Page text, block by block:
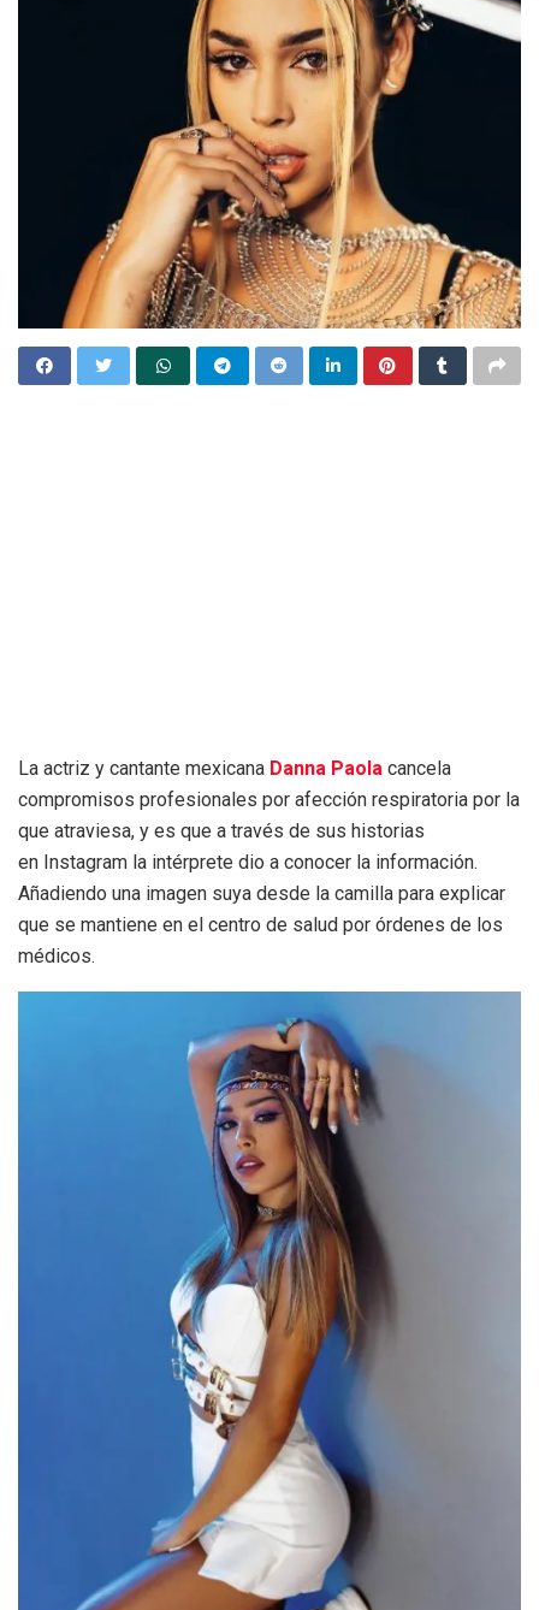
La actriz y cantante mexicana Danna Paola cancela
compromisos profesionales por afección respiratoria por la
que atraviesa, y es que a través de sus historias
en Instagram la intérprete dio a conocer la información.
Añadiendo una imagen suya desde la camilla para explicar
que se mantiene en el centro de salud por órdenes de los
médicos.